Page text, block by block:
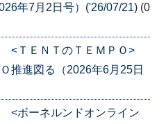
年7月2日号）('26/07/21) (0
<ＴＥＮＴのＴＥＭＰＯ>
推進図る（2026年6月25日
<ボーネルンドオンライン